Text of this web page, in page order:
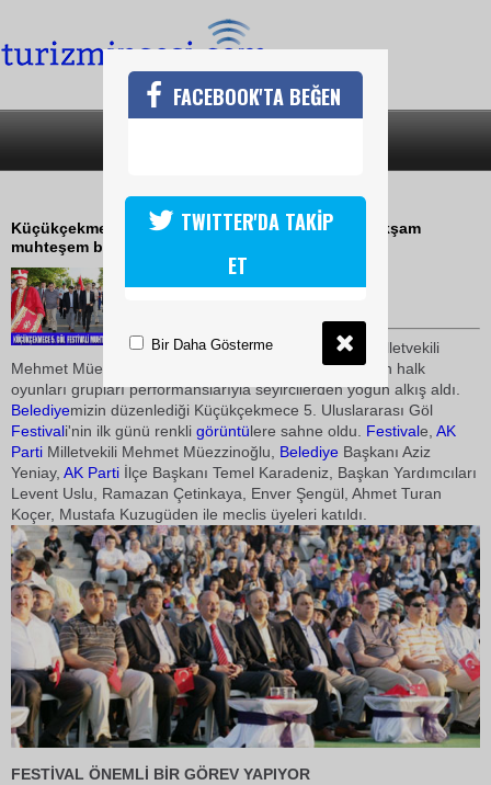
GÖL KENARINDA MUHTEŞEM GÖSTERİ
Küçükçekmece 5. Uluslararası Göl Festivali dün akşam
muhteşem bir gösteriyle başladı
12 Temmuz 2010 / 14:52
Festivaleİstanbul Ak Parti
Milletvekili
Mehmet Müezzinoğlu da konuk olarak katıldı. 8ülke
nin halk
oyunları grupları performanslarıyla seyircilerden yoğun alkış aldı.
Belediyemizin düzenlediği Küçükçekmece 5. Uluslararası Göl
Festivali'nin ilk günü renkli görüntülere sahne oldu. Festivale, AK
Parti Milletvekili Mehmet Müezzinoğlu, Belediye Başkanı Aziz
Yeniay, AK Parti İlçe Başkanı Temel Karadeniz, Başkan Yardımcıları
Levent Uslu, Ramazan Çetinkaya, Enver Şengül, Ahmet Turan
Koçer, Mustafa Kuzugüden ile meclis üyeleri katıldı.
FESTİVAL ÖNEMLİ BİR GÖREV YAPIYOR
FACEBOOK'TA BEĞEN
TWITTER'DA TAKİP
ET
Bir Daha Gösterme